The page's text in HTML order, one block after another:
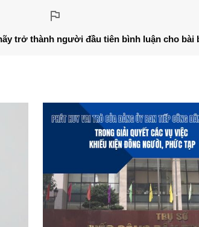
trở thành người đầu tiên bình luận cho bài